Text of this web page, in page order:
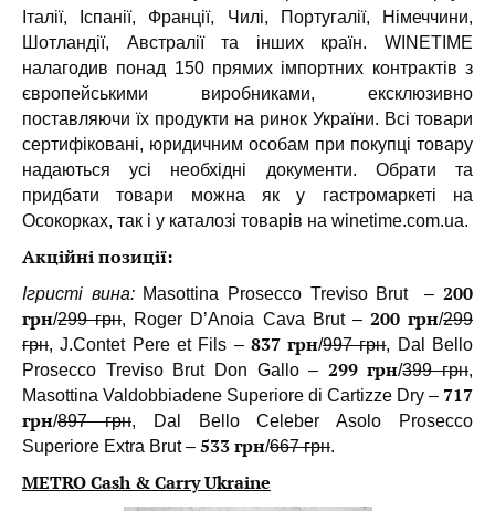
Італії, Іспанії, Франції, Чилі, Португалії, Німеччини,
Шотландії, Австралії та інших країн. WINETIME
налагодив понад 150 прямих імпортних контрактів з
європейськими виробниками, ексклюзивно
поставляючи їх продукти на ринок України. Всі товари
сертифіковані, юридичним особам при покупці товару
надаються усі необхідні документи. Обрати та
придбати товари можна як у гастромаркеті на
Осокорках, так і у каталозі товарів на winetime.com.ua.
Акційні позиції:
Ігристі вина:Masottina Prosecco Treviso Brut – 200
грн/299 грн, Roger D’Anoia Cava Brut – 200 грн/299
грн, J.Contet Pere et Fils – 837 грн/997 грн, Dal Bello
Prosecco Treviso Brut Don Gallo – 299 грн/399 грн,
Masottina Valdobbiadene Superiore di Cartizze Dry – 717
грн/897 грн, Dal Bello Celeber Asolo Prosecco
Superiore Extra Brut – 533 грн/667 грн.
METRO Cash & Carry Ukraine